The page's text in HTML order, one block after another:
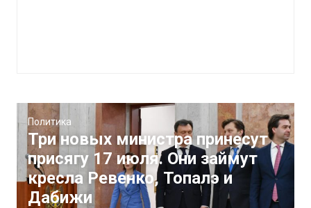
Политика
Три новых министра принесут
присягу 17 июля. Они займут
кресла Ревенко, Топалэ и
Дабижи